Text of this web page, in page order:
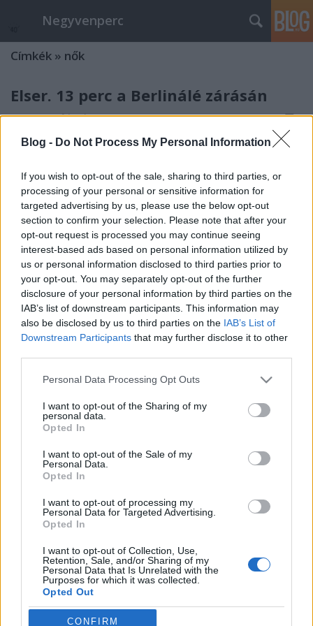
Blog - Do Not Process My Personal Information
If you wish to opt-out of the sale, sharing to third parties, or
processing of your personal or sensitive information for
targeted advertising by us, please use the below opt-out
section to confirm your selection. Please note that after your
opt-out request is processed you may continue seeing
interest-based ads based on personal information utilized by
us or personal information disclosed to third parties prior to
your opt-out. You may separately opt-out of the further
disclosure of your personal information by third parties on the
IAB’s list of downstream participants. This information may
also be disclosed by us to third parties on the IAB’s List of
Downstream Participants that may further disclose it to other
Please note that this website/app uses one or more Google
not limited to your visit or usage behaviour. You may click to
grant or deny consent to Google and its third-party tags to
use your data for below specified purposes in below Google
consent section.
Personal Data Processing Opt Outs
I want to opt-out of the Sharing of my
personal data.
Opted In
I want to opt-out of the Sale of my
Personal Data.
Opted In
I want to opt-out of processing my
Personal Data for Targeted Advertising.
Opted In
I want to opt-out of Collection, Use,
Retention, Sale, and/or Sharing of my
Personal Data that Is Unrelated with the
Purposes for which it was collected.
Opted Out
Google consents
CONFIRM
Negyvenperc
Címkék » nők
Elser. 13 perc a Berlinálé zárásán
satie•2015. február 13. 0
filmművészeti seregszemléje, az Aranymedvét is
átadó Berlinale zárásához közeledve mutatták be az
Elser cím filmet, írta meg többek közt a 20minutos. A
versenyen kívüli film a Hitler elleni korai
merényletről szól. E közben…
82 év után megjelent Marga Gil
naplója
satie •2015. január 28.
82 évnyi fáradhatatlan egyeztetés után megjelent a
tragikus sorsú, zseniális spanyol avantgarde
szobrásznő, illusztrátor és összművész alig 8
hónappal élte túl, hogy reménytelenül beleszeretett
a nyugat-andalúz Huelvából származó,…
OHCHR segítség a latin-amerikai
nőgyilkosságok ellen
2014. augusztus 28.
Az ENSZ Emberi Jogi Főbiztossága egy modell
protokollt (PDF) adott ki jelenleg elsősorban a latin-
amerikai joghatóságok számára a nemzetközi
szinten leginkább a térséget sújtó nőgyilkosságok
sikeres felelősségre vonásaiért. Ezeknek a
bűncselekményeknek összetett, gyakran…